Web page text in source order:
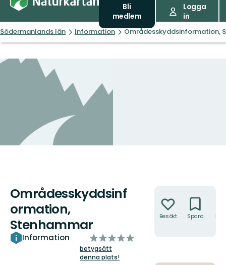
Bli
medlem
Logga
in
Södermanlands län Information Områdesskyddsinformation,
Områdesskyddsinf
ormation,
Stenhammar
Information
av
5
stjärnor
betygsätt
denna plats!
Besökt Spara